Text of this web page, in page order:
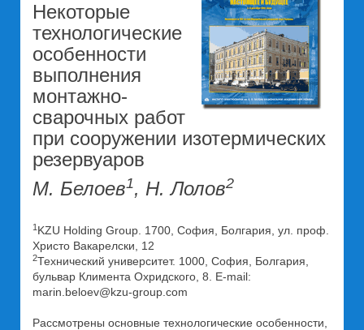
Некоторые
технологические
особенности
выполнения
монтажно-
сварочных работ
при сооружении изотермических
резервуаров
М. Белоев1, Н. Лолов2
1 KZU Holding Group. 1700, София, Болгария, ул. проф.
Христо Вакарелски, 12
2Технический университет. 1000, София, Болгария,
бульвар Климента Охридского, 8. E-mail:
marin.beloev@kzu-group.com
Рассмотрены основные технологические особенности,